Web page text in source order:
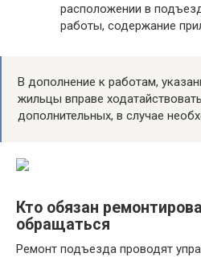
расположении в
работы, содержание
В дополнение к работам,
жильцы вправе
дополнительных, в случае
Кто обязан
обращаться
Ремонт подъезда проводят